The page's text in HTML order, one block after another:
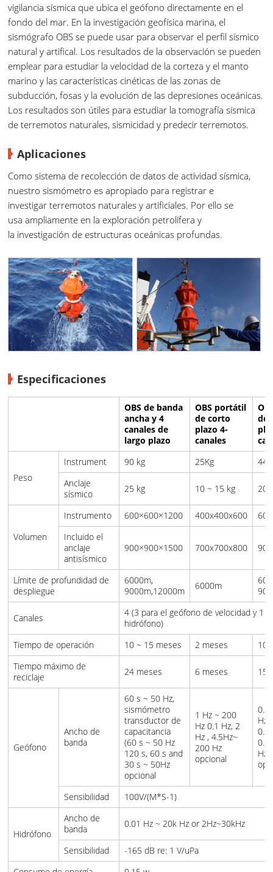
vigilancia sísmica que ubica el geófono directamente en el
fondo del mar. En la investigación geofísica marina, el
sismógrafo OBS se puede usar para observar el perfil sísmico
natural y artifical. Los resultados de la observación se pueden
emplear para estudiar la velocidad de la corteza y el manto
marino y las características cinéticas de las zonas de
subducción, fosas y la evolución de las depresiones oceánicas.
Los resultados son útiles para estudiar la tomografía sísmica
de terremotos naturales, sismicidad y predecir terremotos.
Aplicaciones
Como sistema de recolección de datos de actividad sísmica,
nuestro sismómetro es apropiado para registrar e
investigar terremotos naturales y artificiales. Por ello se
usa ampliamente en la exploración petrolífera y
la investigación de estructuras oceánicas profundas.
Especificaciones
OBS de banda
ancha y 4
canales de
largo plazo
OBS portátil
de corto
plazo 4-
canales
de
Peso
Instrument 90 kg 25Kg
44
Anclaje
sísmico
25 kg 10 ~ 15 kg 20
Volumen
Instrumento 600×600×1200 400x400x600
Incluido el
anclaje
antisísmico
900×900×1500 700x700x800
Límite de profundidad de
despliegue
6000m,
9000m,12000m
6000m
Canales
4 (3 para el geófono de velocidad y 1
hidrófono)
Tiempo de operación
10 ~ 15 meses 2 meses
10
Tiempo máximo de
reciclaje
24 meses 6 meses 15
Geófono
Ancho de
banda
60 s ~ 50 Hz,
sismómetro
transductor de
capacitancia
(60 s ~ 50 Hz
120 s, 60 s and
30 s ~ 50Hz
opcional
1 Hz ~ 200
Hz 0.1 Hz, 2
Hz , 4.5Hz~
200 Hz
opcional
0.1
Hz
0.1
0.5
Hz
Sensibilidad 100V/(M*S-1)
Hidrófono
Ancho de
banda
0.01 Hz ~ 20k Hz or 2Hz~30kHz
Sensibilidad
-165 dB re: 1 V/uPa